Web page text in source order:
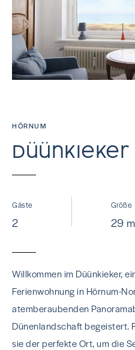
HÖRNUM
Düünkieker
Gäste
2
Größe
29
Willkommen im Düünkieker,
Ferienwohnung in Hörnum-
atemberaubenden
Dünenlandschaft begeistert.
sie der perfekte Ort, um die